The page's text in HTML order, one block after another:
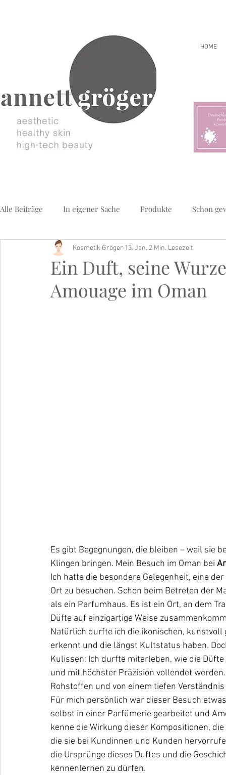
HOME
Alle Beiträge In eigener Sache Produkte Schon
Buch Tipp
Ein Duft, seine
Amouage im Oman
Kosmetik Gröger 13. Jan. 2 Min. Lesezeit
Es gibt Begegnungen, die bleiben – weil sie
Klingen bringen. Mein Besuch im Oman bei
Ich hatte die besondere Gelegenheit, eine
Ort zu besuchen. Schon beim Betreten der
als ein Parfumhaus. Es ist ein Ort, an dem
Düfte auf einzigartige Weise
Natürlich durfte ich die ikonischen,
erkennt und die längst Kultstatus haben.
Kulissen: Ich durfte miterleben, wie die
und mit höchster Präzision vollendet
Rohstoffen und von einem tiefen
Für mich persönlich war dieser Besuch
selbst in einer Parfümerie gearbeitet und
kenne die Wirkung dieser Kompositionen,
die sie bei Kundinnen und Kunden
die Ursprünge dieses Duftes und die
kennenlernen zu dürfen.